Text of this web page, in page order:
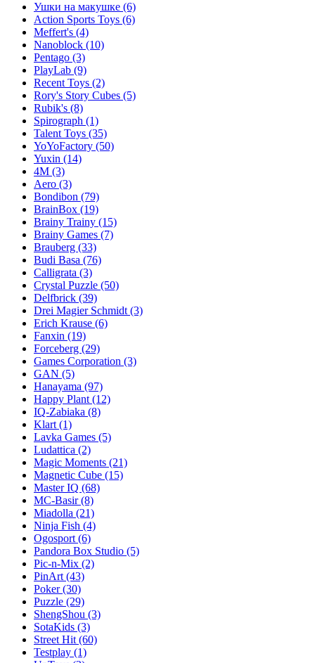
Ушки на макушке (6)
Action Sports Toys (6)
Meffert's (4)
Nanoblock (10)
Pentago (3)
PlayLab (9)
Recent Toys (2)
Rory's Story Cubes (5)
Rubik's (8)
Spirograph (1)
Talent Toys (35)
YoYoFactory (50)
Yuxin (14)
4M (3)
Aero (3)
Bondibon (79)
BrainBox (19)
Brainy Trainy (15)
Brainy Games (7)
Brauberg (33)
Budi Basa (76)
Calligrata (3)
Crystal Puzzle (50)
Delfbrick (39)
Drei Magier Schmidt (3)
Erich Krause (6)
Fanxin (19)
Forceberg (29)
Games Corporation (3)
GAN (5)
Hanayama (97)
Happy Plant (12)
IQ-Zabiaka (8)
Klart (1)
Lavka Games (5)
Ludattica (2)
Magic Moments (21)
Magnetic Cube (15)
Master IQ (68)
MC-Basir(8)
Miadolla (21)
Ninja Fish (4)
Ogosport (6)
Pandora Box Studio (5)
Pic-n-Mix (2)
PinArt (43)
Poker(30)
Puzzle (29)
ShengShou (3)
SotaKids (3)
Street Hit (60)
Testplay (1)